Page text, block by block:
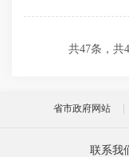
共47条，共4
省市政府网站
联系我